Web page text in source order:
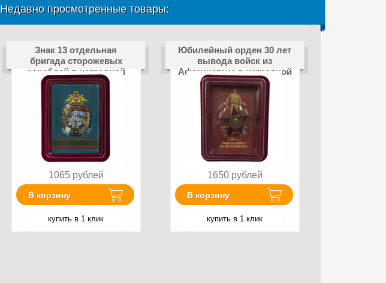
Недавно просмотренные товары:
Знак 13 отдельная
бригада сторожевых
кораблей в наградной
коробке с
удостоверением в
комплекте
1065 рублей
В корзину
купить в 1 клик
Юбилейный орден 30 лет
вывода войск из
Афганистана в наградной
коробке с
удостоверением в
комплекте
1650 рублей
В корзину
купить в 1 клик